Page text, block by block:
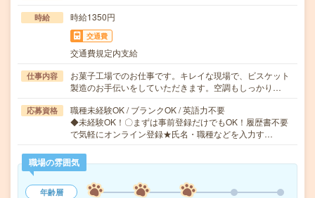
時給 時給1350円
交通費
交通費規定内支給
仕事内容
お菓子工場でのお仕事です。キレイな現場で、ビスケット
製造のお手伝いをしていただきます。空調もしっかり…
応募資格
職種未経験OK / ブランクOK / 英語力不要
◆未経験OK！〇まずは事前登録だけでもOK！履歴書不要
で気軽にオンライン登録★氏名・職種などを入力す…
職場の雰囲気
年齢層